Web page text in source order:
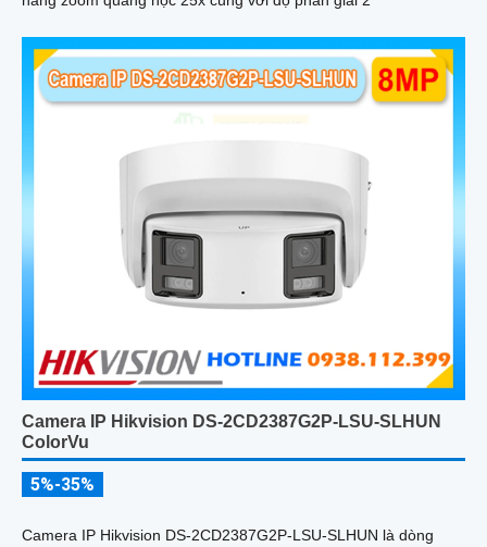
Camera IP Hikvision DS-2CD2387G2P-LSU-SLHUN
ColorVu
5%-35%
Camera IP Hikvision DS-2CD2387G2P-LSU-SLHUN là dòng